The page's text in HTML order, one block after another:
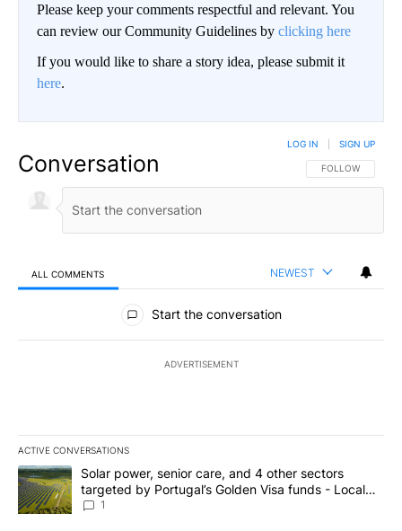
Please keep your comments respectful and relevant. You
can review our Community Guidelines by clicking here
If you would like to share a story idea, please submit it
here.
Conversation FOLLOW THIS
FOLLOW
LOG IN SIGN UP
ALL COMMENTS NEWEST
All Comments
Start the conversation
ADVERTISEMENT
ACTIVE CONVERSATIONS
The following is a list of the most commented articles in the last
A trending article titled "Solar power, senior care, and 4 other
Solar power, senior care, and 4 other sectors
targeted by Portugal’s Golden Visa funds - Local
News 8
1